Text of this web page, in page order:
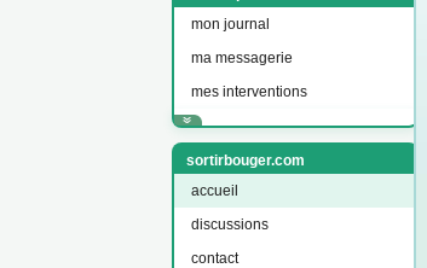
mon journal
ma messagerie
mes interventions
sortirbouger.com
accueil
discussions
contact